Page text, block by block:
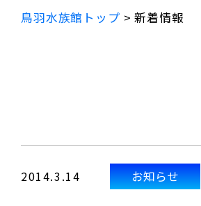
鳥羽水族館トップ >新着情報
2014.3.14 お知らせ